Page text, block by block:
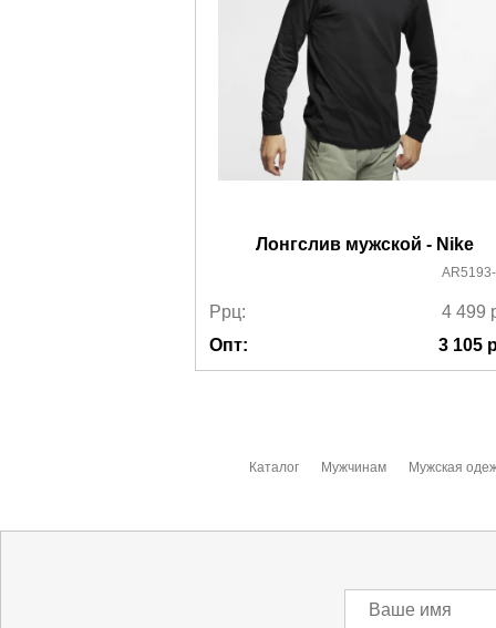
Лонгслив мужской - Nike
Ррц: 4 499
Опт:
3 105
Каталог Мужчинам Мужская
Ваше имя